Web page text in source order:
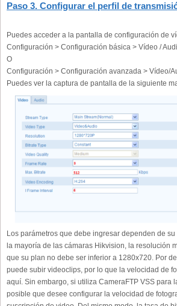
Paso 3. Configurar el perfil de
Puedes acceder a la pantalla de configuración de
Configuración > Configuración básica > Vídeo /
O
Configuración > Configuración avanzada > Vídeo/
Puedes ver la captura de pantalla de la siguiente
Los parámetros que debe ingresar dependen de
la mayoría de las cámaras Hikvision, la resolución
que su plan no debe ser inferior a 1280x720. Por
puede subir videoclips, por lo que la velocidad de
aquí. Sin embargo, si utiliza CameraFTP VSS para
posible que desee configurar la velocidad de